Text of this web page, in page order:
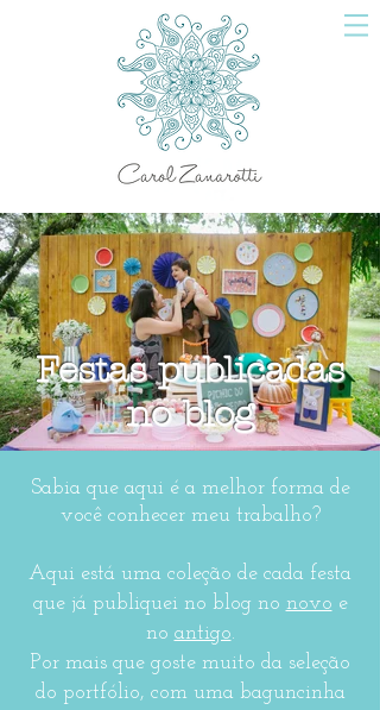
Festas publicadas
no blog
Sabia que aqui é a melhor forma de
você conhecer meu trabalho?
Aqui está uma coleção de cada festa
que já publiquei no blog no novo e
no antigo.
Por mais que goste muito da seleção
do portfólio, com uma baguncinha